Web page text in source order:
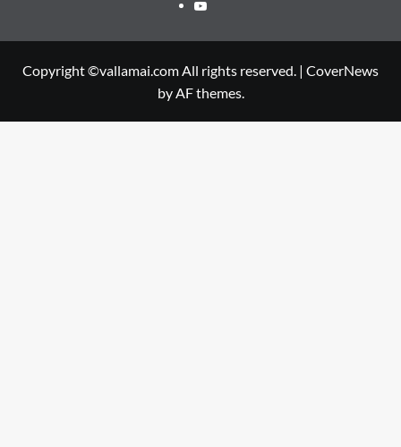
Youtube
Copyright ©vallamai.com All rights reserved. | CoverNews
by AF themes.